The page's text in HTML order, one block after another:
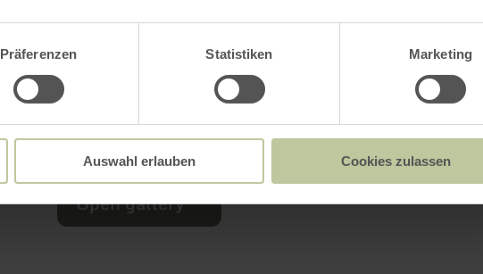
Präferenzen Statistiken Marketing
Auswahl erlauben Cookies zulassen
Open gallery